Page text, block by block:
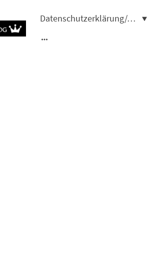
Datenschutzerklärung/AGB